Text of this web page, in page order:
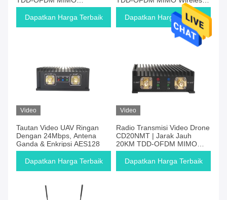
1.4G/2.4GHz Rentang
frekuensi Opsional
Dapatkan Harga Terbaik
Transmitter
Dapatkan Harga Terbaik
Video
Tautan Video UAV Ringan
Dengan 24Mbps, Antena
Ganda & Enkripsi AES128
Dapatkan Harga Terbaik
Video
Radio Transmisi Video Drone
CD20NMT | Jarak Jauh
20KM TDD-OFDM MIMO
1.4G/2.4G
Dapatkan Harga Terbaik